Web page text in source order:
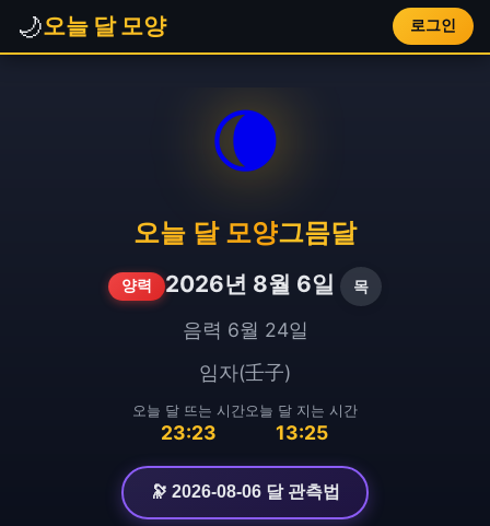
🌙오늘 달 모양 로그인
🌘
오늘 달 모양그믐달
양력 2026년 8월 6일 목
음력 6월 24일
임자(壬子)
오늘 달 뜨는 시간
23:23
오늘 달 지는 시간
13:25
🔭 2026-08-06 달 관측법